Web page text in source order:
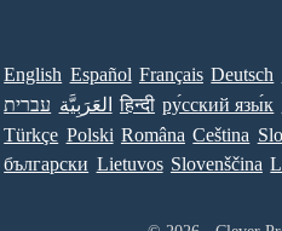
English Español Français Deutsch
עברית العَرَبِيَّة हिन्दी ру́сский язы́к
Türkçe Polski Româna Ceština
български Lietuvos Slovenščina